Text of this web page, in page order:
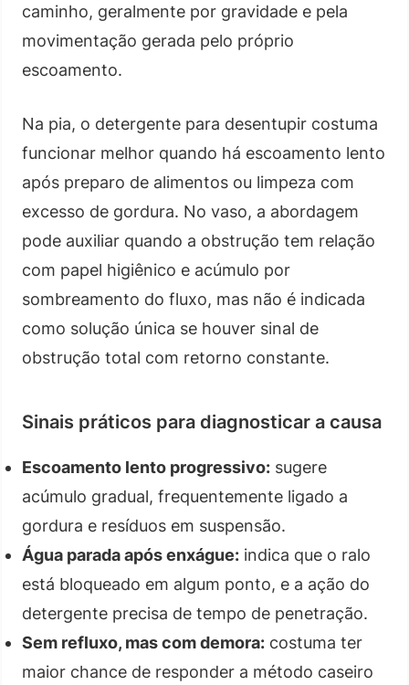
caminho, geralmente por gravidade e pela
movimentação gerada pelo próprio
escoamento.
Na pia, o detergente para desentupir costuma
funcionar melhor quando há escoamento lento
após preparo de alimentos ou limpeza com
excesso de gordura. No vaso, a abordagem
pode auxiliar quando a obstrução tem relação
com papel higiênico e acúmulo por
sombreamento do fluxo, mas não é indicada
como solução única se houver sinal de
obstrução total com retorno constante.
Sinais práticos para diagnosticar a causa
Escoamento lento progressivo: sugere
acúmulo gradual, frequentemente ligado a
gordura e resíduos em suspensão.
Água parada após enxágue: indica que o ralo
está bloqueado em algum ponto, e a ação do
detergente precisa de tempo de penetração.
Sem refluxo, mas com demora: costuma ter
maior chance de responder a método caseiro